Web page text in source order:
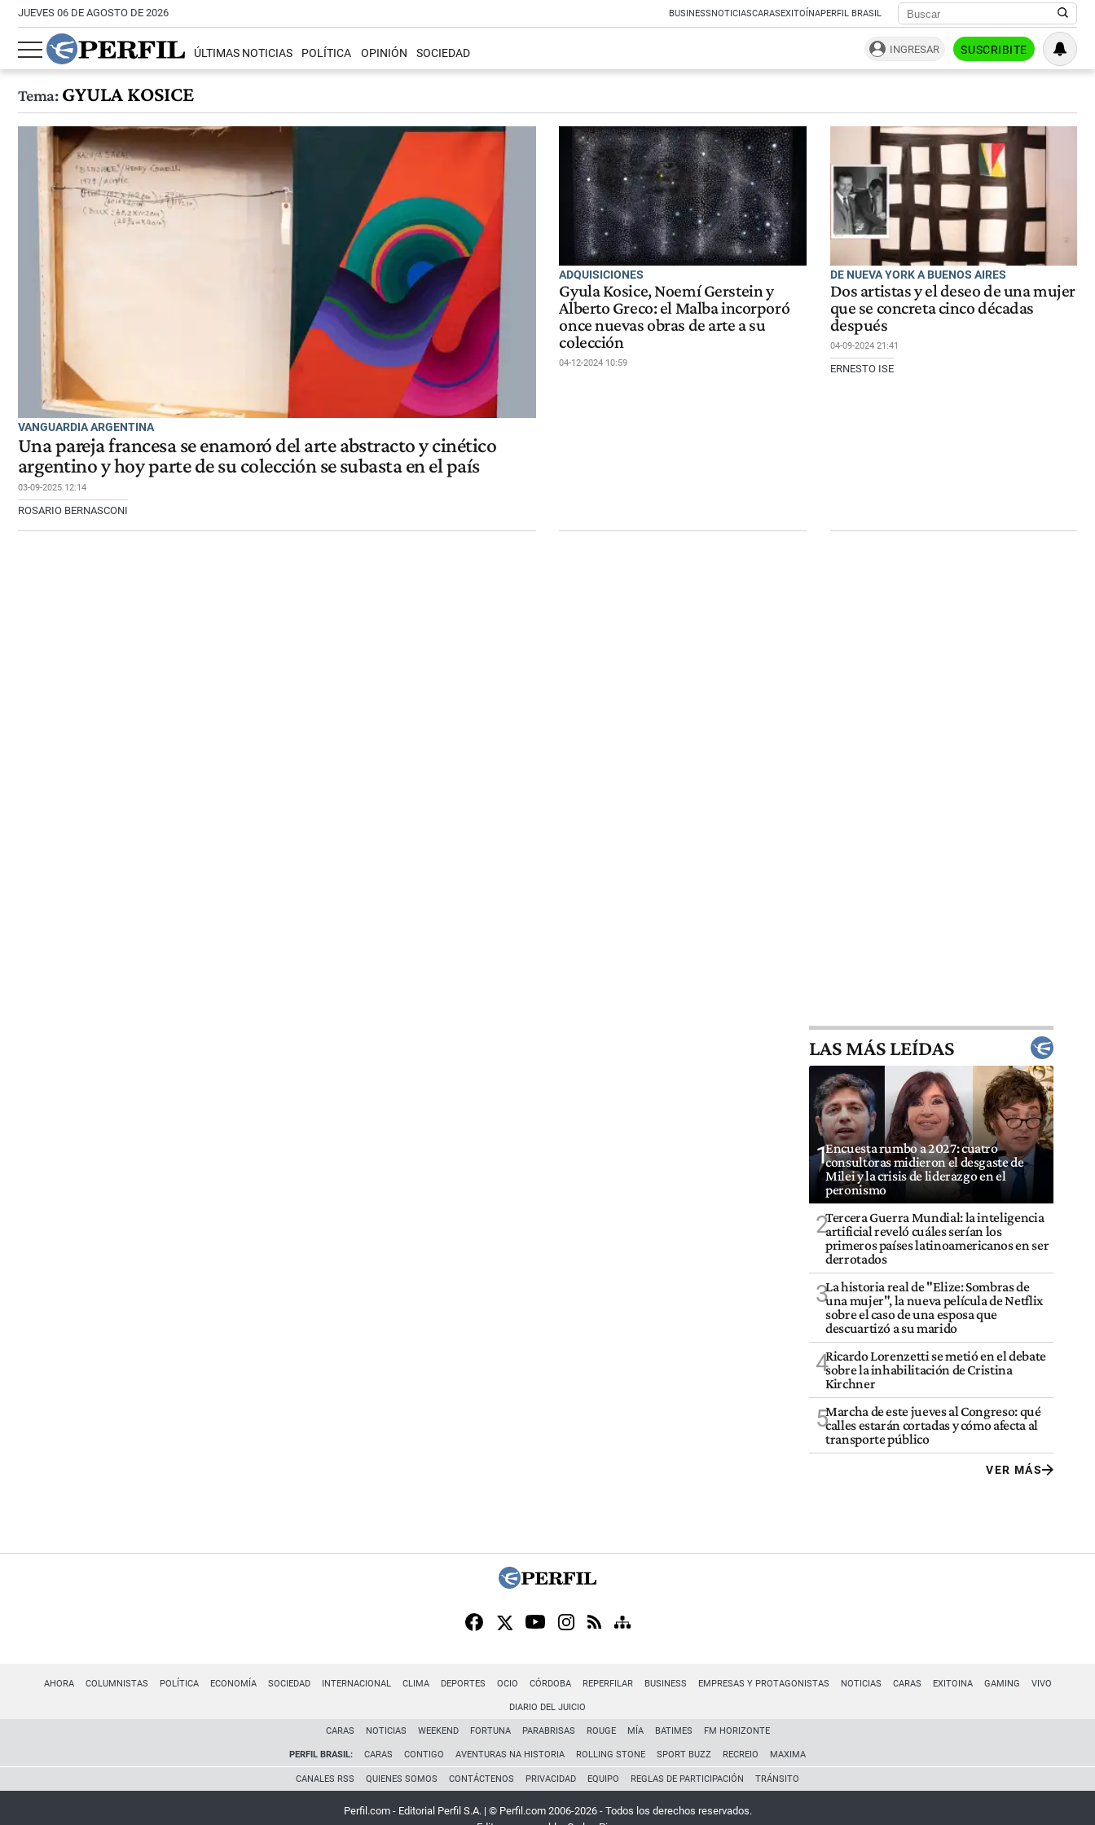
JUEVES 06 DE AGOSTO DE 2026 BUSINESSNOTICIASCARASEXITOÍNAPERFIL BRASIL
ÚLTIMAS NOTICIAS POLÍTICA OPINIÓN SOCIEDAD INGRESAR SUSCRIBITE
Tema:GYULA KOSICE
VANGUARDIA ARGENTINA
Una pareja francesa se enamoró del arte abstracto y cinético
argentino y hoy parte de su colección se subasta en el país
03-09-2025 12:14
ROSARIO BERNASCONI
ADQUISICIONES
Gyula Kosice, Noemí Gerstein y
Alberto Greco: el Malba incorporó
once nuevas obras de arte a su
colección
04-12-2024 10:59
DE NUEVA YORK A BUENOS AIRES
Dos artistas y el deseo de una mujer
que se concreta cinco décadas
después
04-09-2024 21:41
ERNESTO ISE
LAS MÁS LEÍDAS
1Encuesta rumbo a 2027: cuatro
consultoras midieron el desgaste de
Milei y la crisis de liderazgo en el
peronismo
2Tercera Guerra Mundial: la inteligencia
artificial reveló cuáles serían los
primeros países latinoamericanos en ser
derrotados
3La historia real de "Elize: Sombras de
una mujer", la nueva película de Netflix
sobre el caso de una esposa que
descuartizó a su marido
4Ricardo Lorenzetti se metió en el debate
sobre la inhabilitación de Cristina
Kirchner
5Marcha de este jueves al Congreso: qué
calles estarán cortadas y cómo afecta al
transporte público
VER MÁS
AHORA COLUMNISTAS POLÍTICA ECONOMÍA SOCIEDAD INTERNACIONAL CLIMA DEPORTES OCIO CÓRDOBA REPERFILAR BUSINESS EMPRESAS Y PROTAGONISTAS NOTICIAS CARAS EXITOINA GAMING VIVO
DIARIO DEL JUICIO
CARAS NOTICIAS WEEKEND FORTUNA PARABRISAS ROUGE MÍA BATIMES FM HORIZONTE
PERFIL BRASIL: CARAS CONTIGO AVENTURAS NA HISTORIA ROLLING STONE SPORT BUZZ RECREIO MAXIMA
CANALES RSS QUIENES SOMOS CONTÁCTENOS PRIVACIDAD EQUIPO REGLAS DE PARTICIPACIÓN TRÁNSITO
Perfil.com - Editorial Perfil S.A. | © Perfil.com 2006-2026 - Todos los derechos reservados.